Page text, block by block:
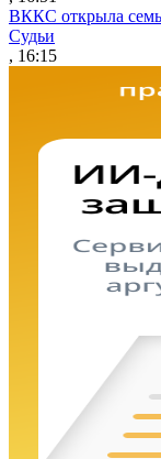
ВККС открыла
Судьи
, 16:15